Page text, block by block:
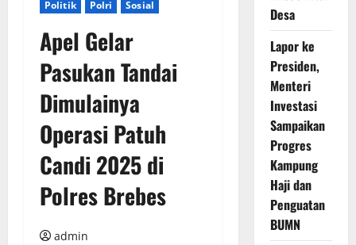
Politik
Polri Sosial
Apel Gelar
Pasukan Tandai
Dimulainya
Operasi Patuh
Candi 2025 di
Polres Brebes
admin
Desa
Lapor ke
Presiden,
Menteri
Investasi
Sampaikan
Progres
Kampung
Haji dan
Penguatan
BUMN